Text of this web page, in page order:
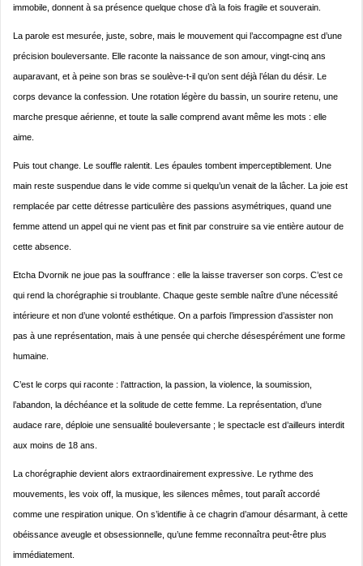
immobile, donnent à sa présence quelque chose d’à la fois fragile et souverain.
La parole est mesurée, juste, sobre, mais le mouvement qui l’accompagne est d’une
précision bouleversante. Elle raconte la naissance de son amour, vingt-cinq ans
auparavant, et à peine son bras se soulève-t-il qu’on sent déjà l’élan du désir. Le
corps devance la confession. Une rotation légère du bassin, un sourire retenu, une
marche presque aérienne, et toute la salle comprend avant même les mots : elle
aime.
Puis tout change. Le souffle ralentit. Les épaules tombent imperceptiblement. Une
main reste suspendue dans le vide comme si quelqu’un venait de la lâcher. La joie est
remplacée par cette détresse particulière des passions asymétriques, quand une
femme attend un appel qui ne vient pas et finit par construire sa vie entière autour de
cette absence.
Etcha Dvornik ne joue pas la souffrance : elle la laisse traverser son corps. C’est ce
qui rend la chorégraphie si troublante. Chaque geste semble naître d’une nécessité
intérieure et non d’une volonté esthétique. On a parfois l’impression d’assister non
pas à une représentation, mais à une pensée qui cherche désespérément une forme
humaine.
C’est le corps qui raconte : l’attraction, la passion, la violence, la soumission,
l’abandon, la déchéance et la solitude de cette femme. La représentation, d’une
audace rare, déploie une sensualité bouleversante ; le spectacle est d’ailleurs interdit
aux moins de 18 ans.
La chorégraphie devient alors extraordinairement expressive. Le rythme des
mouvements, les voix off, la musique, les silences mêmes, tout paraît accordé
comme une respiration unique. On s’identifie à ce chagrin d’amour désarmant, à cette
obéissance aveugle et obsessionnelle, qu’une femme reconnaîtra peut-être plus
immédiatement.